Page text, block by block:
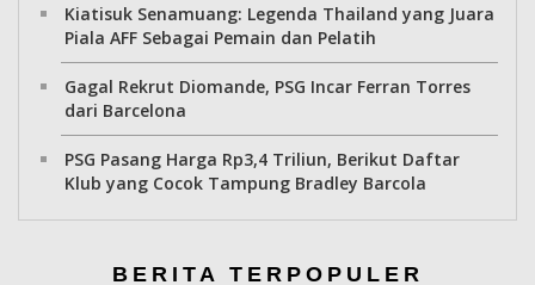
Kiatisuk Senamuang: Legenda Thailand yang Juara
Piala AFF Sebagai Pemain dan Pelatih
Gagal Rekrut Diomande, PSG Incar Ferran Torres
dari Barcelona
PSG Pasang Harga Rp3,4 Triliun, Berikut Daftar
Klub yang Cocok Tampung Bradley Barcola
BERITA TERPOPULER